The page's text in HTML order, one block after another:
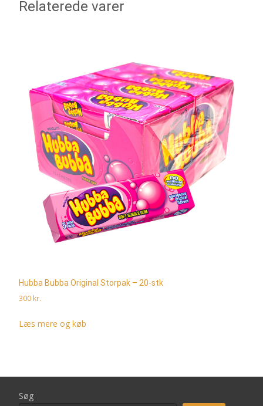
Relaterede varer
Hubba Bubba Original Storpak – 20-stk
300 kr.
Læs mere og køb
Søg